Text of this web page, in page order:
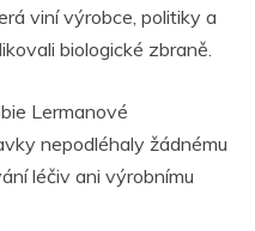
a
m
viní výrobce, politiky a
biologické zbraně.
Lermanové
nepodléhaly žádnému
léčiv ani výrobnímu